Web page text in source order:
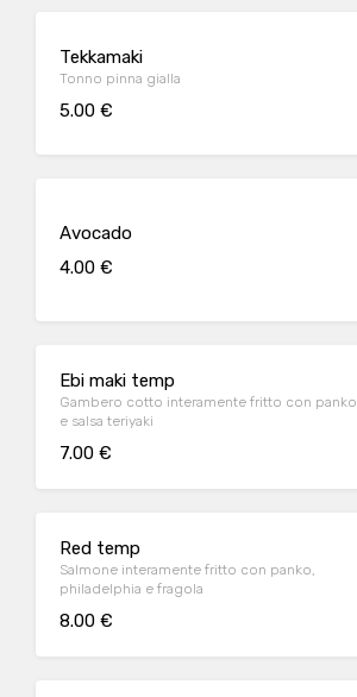
Tekkamaki
Tonno pinna gialla
5.00 €
Avocado
4.00 €
Ebi maki temp
Gambero cotto interamente fritto con panko
e salsa teriyaki
7.00 €
Red temp
Salmone interamente fritto con panko,
philadelphia e fragola
8.00 €